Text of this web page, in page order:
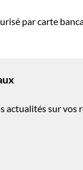
par carte
actualités sur vos